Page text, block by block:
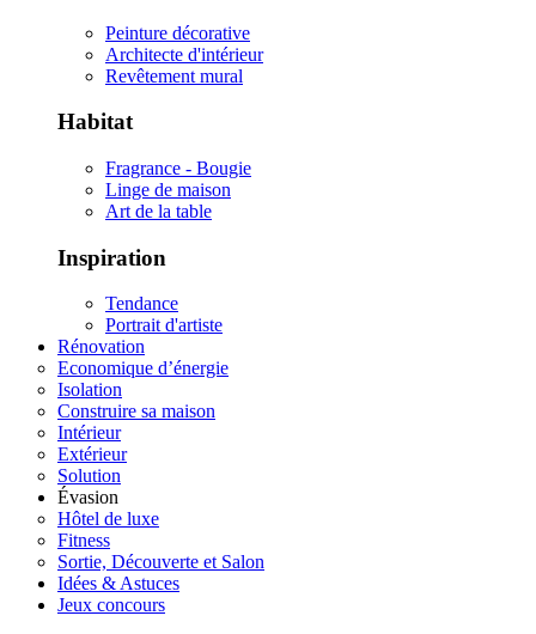
Peinture décorative
Architecte d'intérieur
Revêtement mural
Habitat
Fragrance - Bougie
Linge de maison
Art de la table
Inspiration
Tendance
Portrait d'artiste
Rénovation
Economique d’énergie
Isolation
Construire sa maison
Intérieur
Extérieur
Solution
Évasion
Hôtel de luxe
Fitness
Sortie, Découverte et Salon
Idées & Astuces
Jeux concours